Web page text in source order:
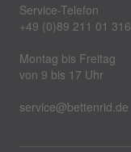
Service-Telefon
+49 (0)89 211 01 316
Montag bis Freitag
von 9 bis 17 Uhr
service@bettenrid.de